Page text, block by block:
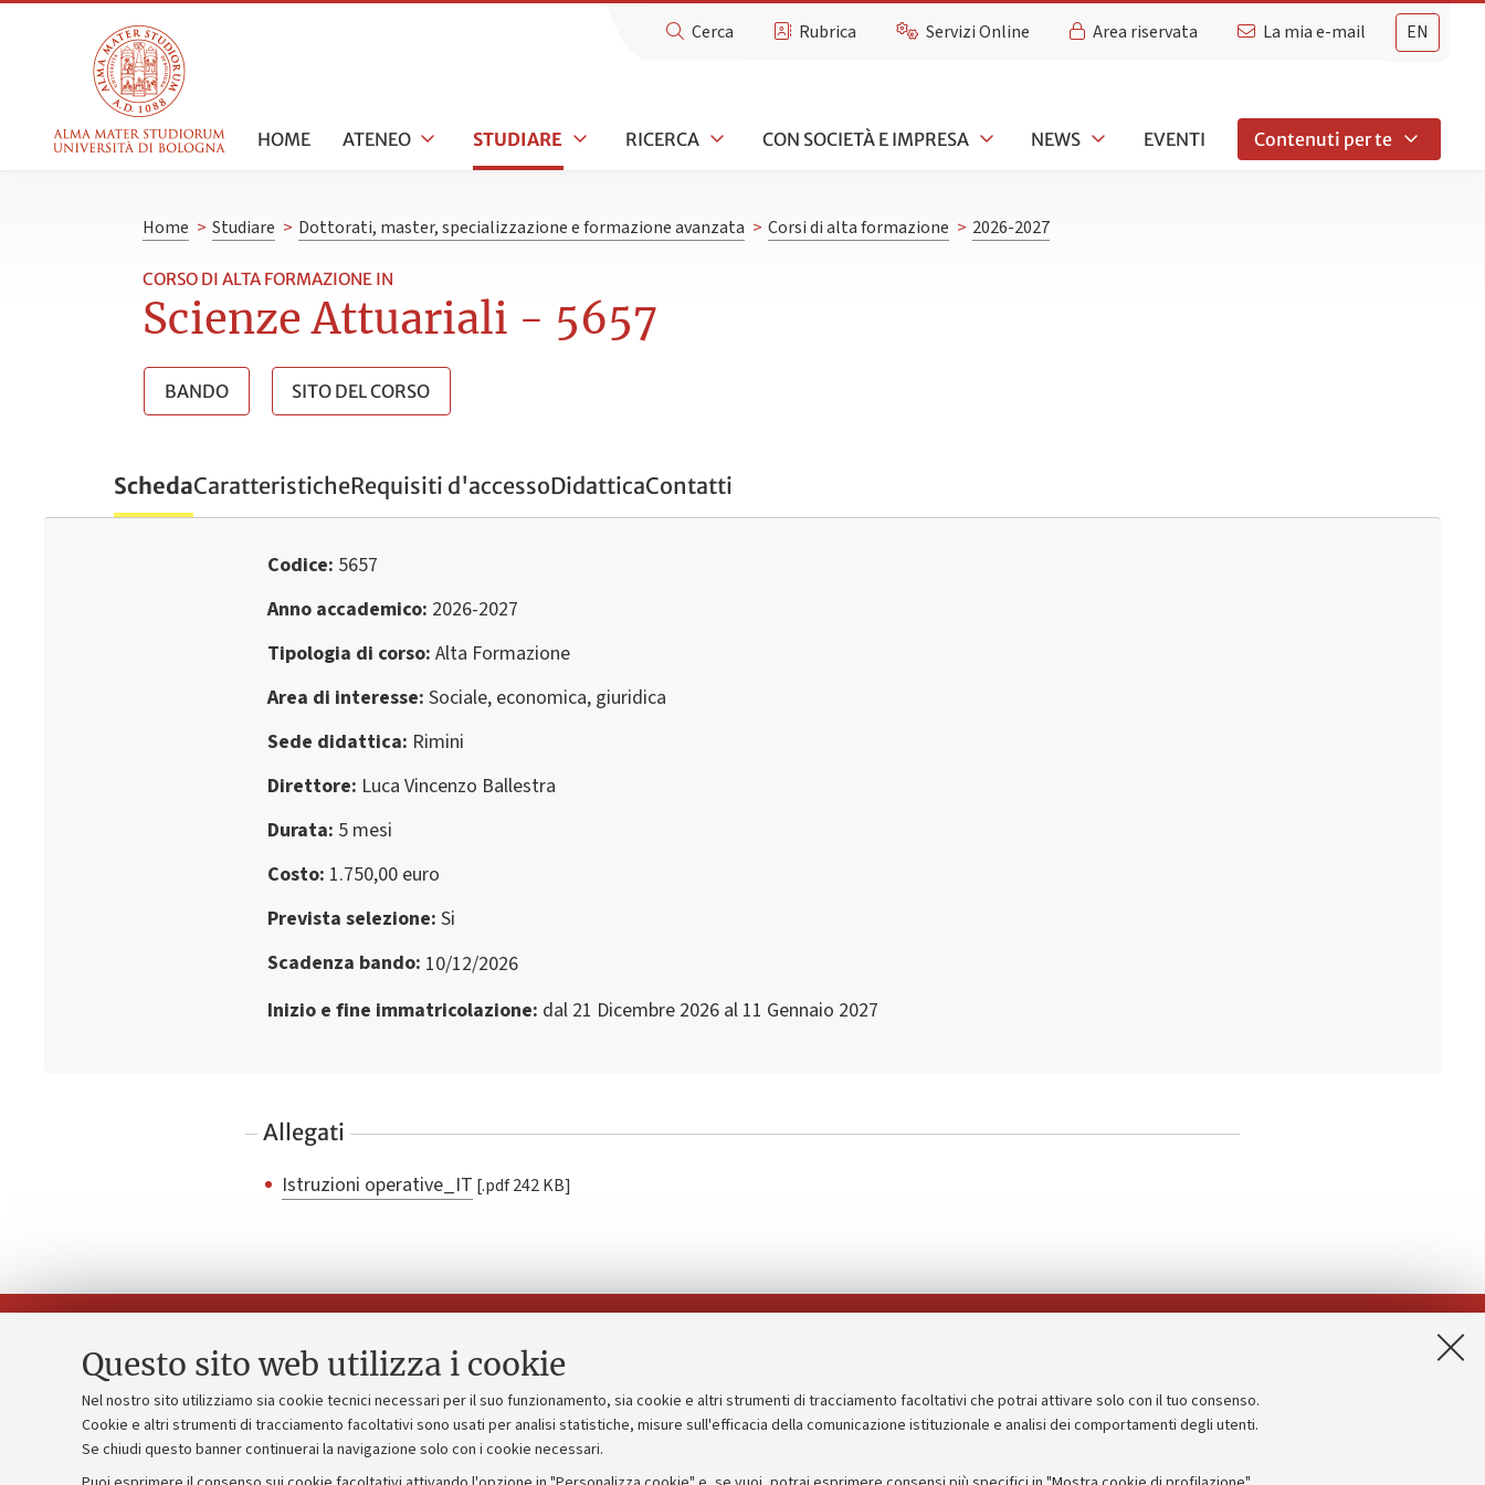
Questo sito web utilizza i cookie
Nel nostro sito utilizziamo sia cookie tecnici necessari per il suo funzionamento, sia cookie e altri strumenti di tracciamento facoltativi che potrai attivare solo con il tuo consenso.
Cookie e altri strumenti di tracciamento facoltativi sono usati per analisi statistiche, misure sull'efficacia della comunicazione istituzionale e analisi dei comportamenti degli utenti.
Se chiudi questo banner continuerai la navigazione solo con i cookie necessari.
EN
Cerca Rubrica Servizi Online Area riservata La mia e-mail
HOME ATENEO STUDIARE RICERCA CON SOCIETÀ E IMPRESA NEWS EVENTI Contenuti per te
Home > Studiare > Dottorati, master, specializzazione e formazione avanzata > Corsi di alta formazione > 2026-2027
CORSO DI ALTA FORMAZIONE IN
Scienze Attuariali - 5657
BANDO SITO DEL CORSO
SchedaCaratteristicheRequisiti d'accessoDidatticaContatti
Codice 5657
Anno accademico 2026-2027
Tipologia di corso Alta Formazione
Area di interesse Sociale, economica, giuridica
Sede didattica Rimini
Direttore Luca Vincenzo Ballestra
Durata 5 mesi
Costo 1.750,00 euro
Prevista selezione Si
Scadenza bando 10/12/2026
Inizio e fine immatricolazione dal 21 Dicembre 2026 al 11 Gennaio 2027
Allegati
Istruzioni operative_IT [.pdf 242 KB]
Contatti e PEC
Uffici dell'amministrazione generale
Piano strategico
Bilanci
Bandi, gare e concorsi
Informazioni sul sito e accessibilità